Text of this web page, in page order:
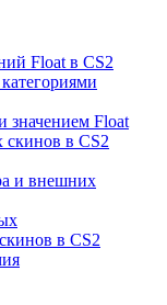
Float в CS2
значением Float
скинов в CS2
и внешних
в CS2